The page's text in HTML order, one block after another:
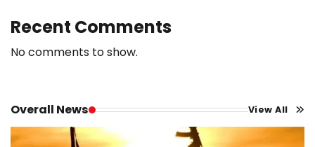
Recent Comments
No comments to show.
Overall News View All